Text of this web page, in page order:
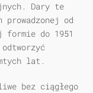
Dary te
prowadzonej od
do 1951
lat.
bez ciągłego